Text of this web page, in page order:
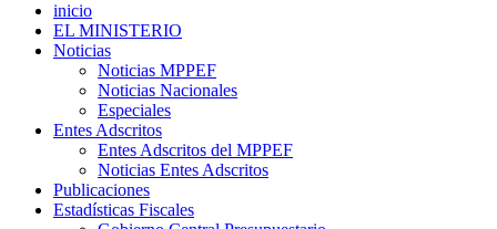
inicio
EL MINISTERIO
Noticias
Noticias MPPEF
Noticias Nacionales
Especiales
Entes Adscritos
Entes Adscritos del MPPEF
Noticias Entes Adscritos
Publicaciones
Estadísticas Fiscales